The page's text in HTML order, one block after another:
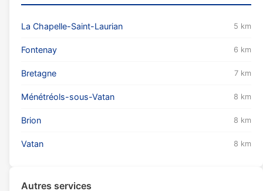
La Chapelle-Saint-Laurian 5 km
Fontenay 6 km
Bretagne 7 km
Ménétréols-sous-Vatan 8 km
Brion 8 km
Vatan 8 km
Autres services